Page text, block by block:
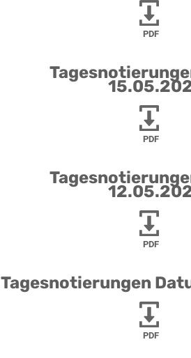
PDF
PDF
PDF
Tagesnotierungen
PDF